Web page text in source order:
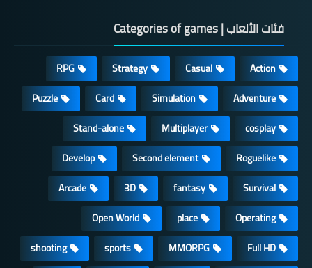
فئات الألعاب | Categories of games
Action
Casual
Strategy
RPG
Adventure
Simulation
Card
Puzzle
cosplay
Multiplayer
Stand-alone
Roguelike
Second element
Develop
Survival
fantasy
3D
Arcade
Operating
place
Open World
Full HD
MMORPG
sports
shooting